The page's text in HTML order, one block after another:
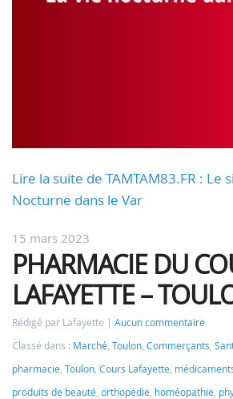
Lire la suite de TAMTAM83.FR : Le
Nocturne dans le Var
15 mars 2023
PHARMACIE DU
LAFAYETTE –
Rédigé par Lafayette
Aucun commentaire
Classé dans : Marché, Toulon, Commerçants,
pharmacie, Toulon, Cours Lafayette,
produits de beauté, orthopédie, homéopathie,